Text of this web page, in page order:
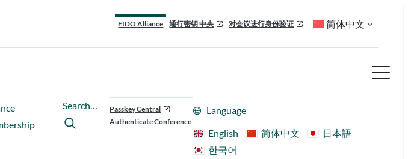
FIDO Alliance 通行密钥 中央 对会议进行身份验证 简体中文
Search…
Passkey Central
Authenticate Conference
Language
English
简体中文
日本語
한국어